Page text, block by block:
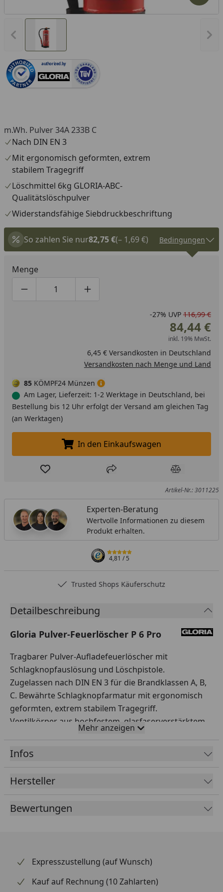
Vorheriges Bild anzeigen
authorized.by
m.Wh. Pulver 34A 233B C
Nach DIN EN 3
Mit ergonomisch geformten, extrem
stabilem Tragegriff
Löschmittel 6kg GLORIA-ABC-
Qualitätslöschpulver
Widerstandsfähige Siebdruckbeschriftung
So zahlen Sie nur82,75 €(– 1,69 €) Bedingungen
Menge
Produktmenge um eins verringern
Produktmenge manuell eingeben
Produktmenge um eins erhöhen
-27% UVP 116,99 €
84,44 €
inkl. 19% MwSt.
6,45 € Versandkosten in Deutschland
Versandkosten nach Menge und Land
85 KÖMPF24 Münzen
Am Lager, Lieferzeit: 1-2 Werktage in Deutschland, bei
Bestellung bis 12 Uhr erfolgt der Versand am gleichen Tag
(an Werktagen)
In den Einkaufswagen legen
In den Einkaufswagen
Produkt zur Wunschliste hinzufügen
Teilen Produkt
Artikel-Nr.: 3011225
Experten-Beratung
Wertvolle Informationen zu diesem
Produkt erhalten.
4,81/ 5
Trusted Shops Käuferschutz
Detailbeschreibung
Gloria Pulver-Feuerlöscher P 6 Pro
Tragbarer Pulver-Aufladefeuerlöscher mit
Schlagknopfauslösung und Löschpistole.
Zugelassen nach DIN EN 3 für die Brandklassen A, B,
C. Bewährte Schlagknopfarmatur mit ergonomisch
geformten, extrem stabilem Tragegriff.
Ventilkörper aus hochfestem, glasfaserverstärktem
Spezialkunststoff. Metall-Überwurfmutter schwarz
eloxiert.
Wiederbefüllbare, innenliegende CO2 -
Qualitäts-Schlauchleitung mit Gewebeeinlage aus
abstellbarer Löschpistole.
Außen mit schwermetallfreier
Polyesterharzbeschichtung, rot, RAL 3000, mit zwei
Mehr anzeigen
Infos
Hersteller
Bewertungen
Expresszustellung (auf Wunsch)
Kauf auf Rechnung (10 Zahlarten)